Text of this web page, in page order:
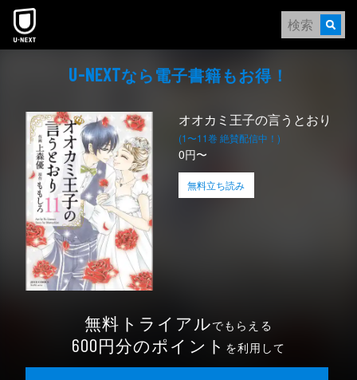
本文へスキップ
U-NEXTなら電⼦書籍もお得！
オオカミ王子の言うとおり
(1〜11巻 絶賛配信中！)
0円〜
無料立ち読み
無料トライアルでもらえる
600円分のポイント を利用して